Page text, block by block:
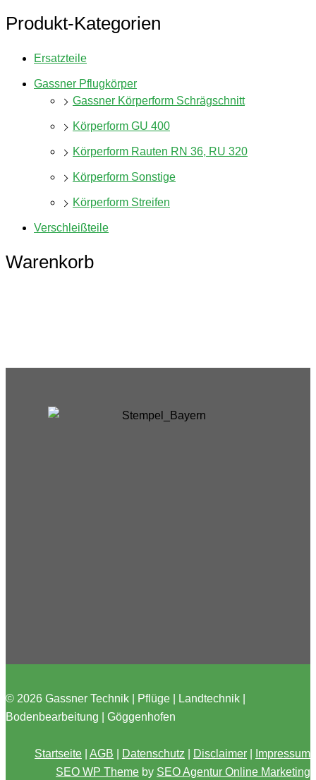
Produkt-Kategorien
Ersatzteile
Gassner Pflugkörper
Gassner Körperform Schrägschnitt
Körperform GU 400
Körperform Rauten RN 36, RU 320
Körperform Sonstige
Körperform Streifen
Verschleißteile
Warenkorb
© 2026 Gassner Technik | Pflüge | Landtechnik |
Bodenbearbeitung | Göggenhofen
Startseite AGB Datenschutz Disclaimer
Impressum
SEO WP Theme by SEO Agentur Online Marketing